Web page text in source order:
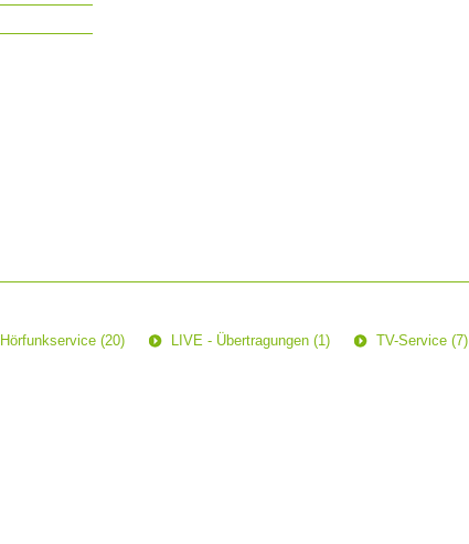
Hörfunkservice (20) LIVE - Übertragungen (1) TV-Service (7)